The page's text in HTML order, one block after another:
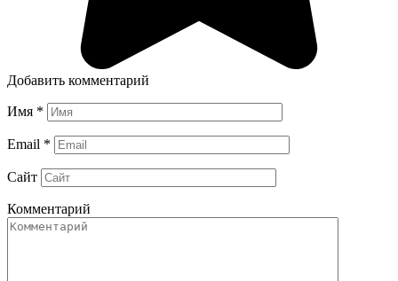
Добавить комментарий
Имя *
Email *
Сайт
Комментарий